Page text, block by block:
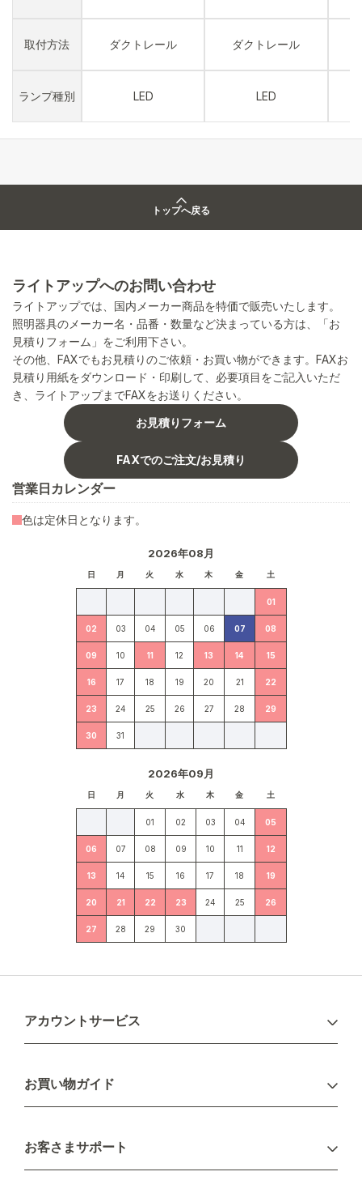
取付方法
ランプ種別
ダクトレール
LED
ダクトレール
LED
トップへ戻る
ライトアップへのお問い合わせ
ライトアップでは、国内メーカー商品を特価で販売いたします。
照明器具のメーカー名・品番・数量など決まっている方は、「お
見積りフォーム」をご利用下さい。
その他、FAXでもお見積りのご依頼・お買い物ができます。FAXお
見積り用紙をダウンロード・印刷して、必要項目をご記入いただ
き、ライトアップまでFAXをお送りください。
お見積りフォーム
FAXでのご注文/お見積り
営業日カレンダー
2026年08月
日 月 火 水 木 金 土
01
02 03 04 05 06 07 08
09 10 11 12 13 14 15
16 17 18 19 20 21 22
23 24 25 26 27 28 29
30 31
2026年09月
日 月 火 水 木 金 土
01 02 03 04 05
06 07 08 09 10 11 12
13 14 15 16 17 18 19
20 21 22 23 24 25 26
27 28 29 30
色は定休日となります。
アカウントサービス
新規会員登録
お買い物ガイド
配送について
不良品・返品について
お客さまサポート